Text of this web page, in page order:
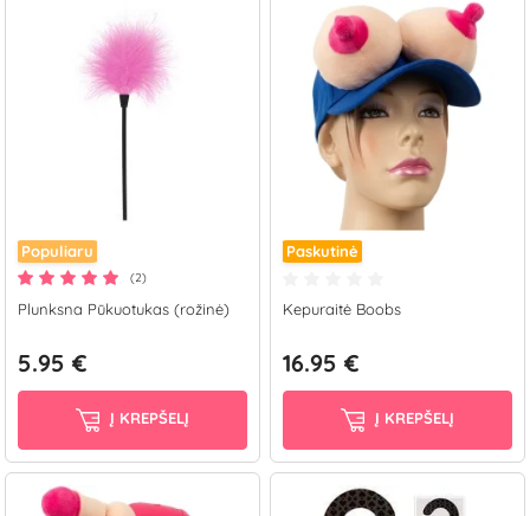
Populiaru
(2)
Plunksna Pūkuotukas (rožinė)
5.95 €
Į KREPŠELĮ
Paskutinė
Kepuraitė Boobs
16.95 €
Į KREPŠELĮ